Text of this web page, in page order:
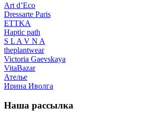
Art d’Eco
Dressarte Paris
ETTKA
Haptic path
S L A V N A
theplantwear
Victoria Gaevskaya
VitaBazar
Ателье
Ирина Иволга
Наша рассылка